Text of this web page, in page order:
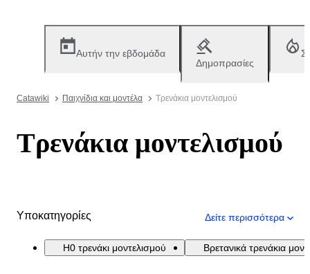
Αυτήν την εβδομάδα
Δημοπρασίες
Catawiki Παιχνίδια και μοντέλα Τρενάκια μοντελισμού
Τρενάκια μοντελισμού
Υποκατηγορίες Δείτε περισσότερα
H0 τρενάκι μοντελισμού Βρετανικά τρενάκια